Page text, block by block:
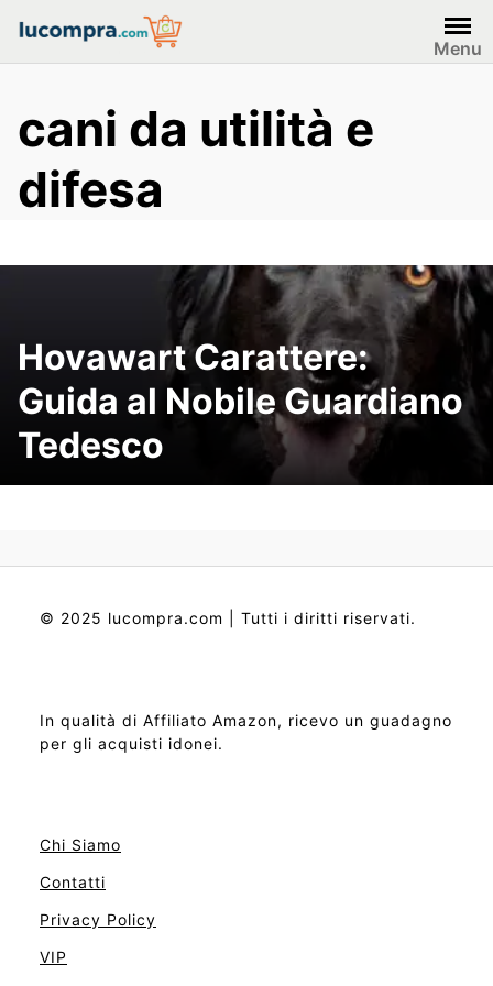
content
Menu
cani da utilità e
difesa
Hovawart Carattere:
Guida al Nobile Guardiano
Tedesco
© 2025 lucompra.com | Tutti i diritti riservati.
In qualità di Affiliato Amazon, ricevo un guadagno
per gli acquisti idonei.
Chi Siamo
Contatti
Privacy Policy
VIP